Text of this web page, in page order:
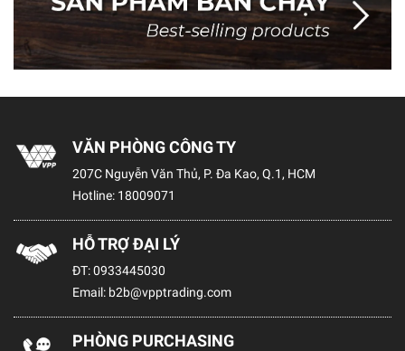
VĂN PHÒNG CÔNG TY
207C Nguyễn Văn Thủ, P. Đa Kao, Q.1, HCM
Hotline: 18009071
HỖ TRỢ ĐẠI LÝ
ĐT:0933445030
Email: b2b@vpptrading.com
PHÒNG PURCHASING